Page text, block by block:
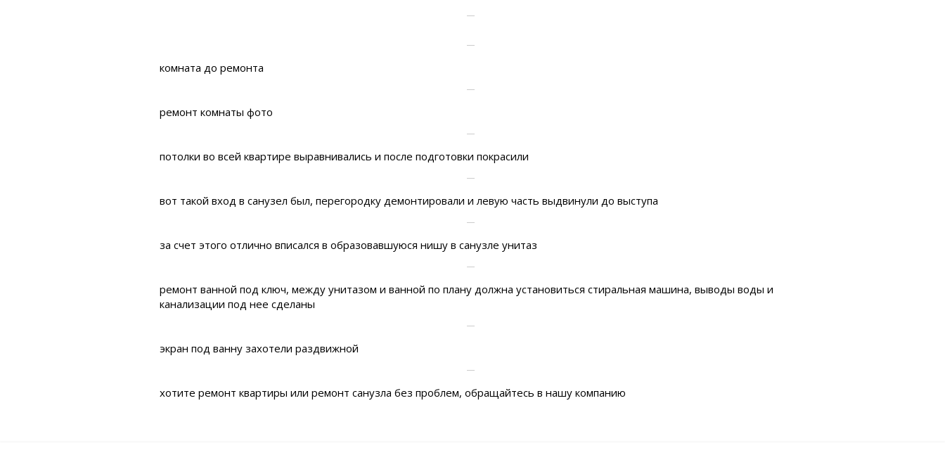
комната до ремонта
ремонт комнаты фото
потолки во всей квартире выравнивались и после подготовки покрасили
вот такой вход в санузел был, перегородку демонтировали и левую часть выдвинули до выступа
за счет этого отлично вписался в образовавшуюся нишу в санузле унитаз
ремонт ванной под ключ, между унитазом и ванной по плану должна установиться стиральная машина, выводы воды и
канализации под нее сделаны
экран под ванну захотели раздвижной
хотите ремонт квартиры или ремонт санузла без проблем, обращайтесь в нашу компанию